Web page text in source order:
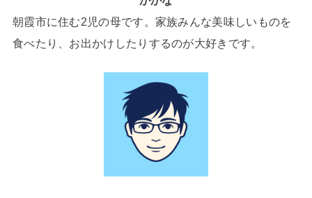
朝霞市に住む2児の母です。家族みんな美味しいものを
食べたり、お出かけしたりするのが大好きです。